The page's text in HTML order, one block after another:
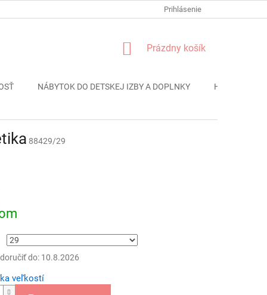
PODMIENKY OCHRANY OSOBNÝCH
Prihlásenie
NÁKUPNÝ
Prázdny košík
NÁBYTOK DO DETSKEJ IZBY A DOPLNKY HRAČKY
88429/29
do: 10.8.2026
veľkostí